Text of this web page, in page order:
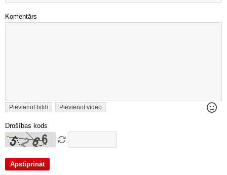
Komentārs
Pievienot bildi Pievienot video
Drošības kods